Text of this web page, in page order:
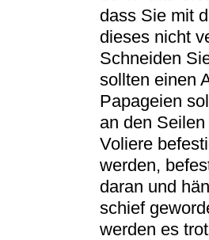
dass Sie mit
dieses nicht
Schneiden
sollten einen
Papageien
an den
Voliere
werden,
daran und
schief
werden es